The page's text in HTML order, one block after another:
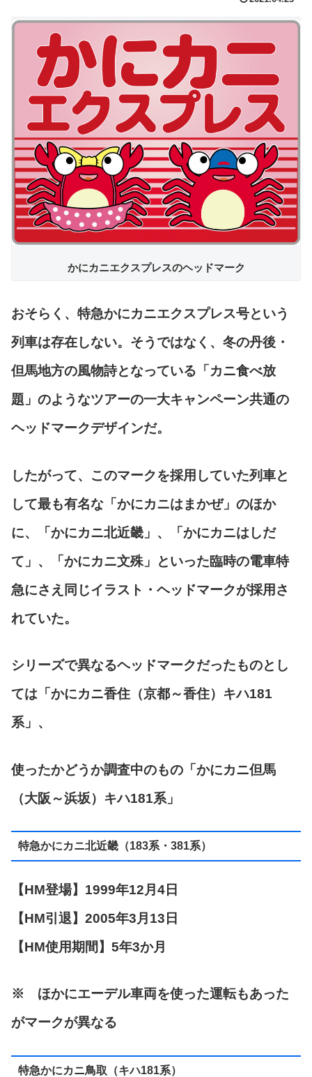
かにカニエクスプレスのヘッドマーク
おそらく、特急かにカニエクスプレス号という
列車は存在しない。そうではなく、冬の丹後・
但馬地方の風物詩となっている「カニ食べ放
題」のようなツアーの一大キャンペーン共通の
ヘッドマークデザインだ。
したがって、このマークを採用していた列車と
して最も有名な「かにカニはまかぜ」のほか
に、「かにカニ北近畿」、「かにカニはしだ
て」、「かにカニ文殊」といった臨時の電車特
急にさえ同じイラスト・ヘッドマークが採用さ
れていた。
シリーズで異なるヘッドマークだったものとし
ては「かにカニ香住（京都～香住）キハ181
系」、
使ったかどうか調査中のもの「かにカニ但馬
（大阪～浜坂）キハ181系」
特急かにカニ北近畿（183系・381系）
【HM登場】1999年12月4日
【HM引退】2005年3月13日
【HM使用期間】5年3か月
※ ほかにエーデル車両を使った運転もあった
がマークが異なる
特急かにカニ鳥取（キハ181系）